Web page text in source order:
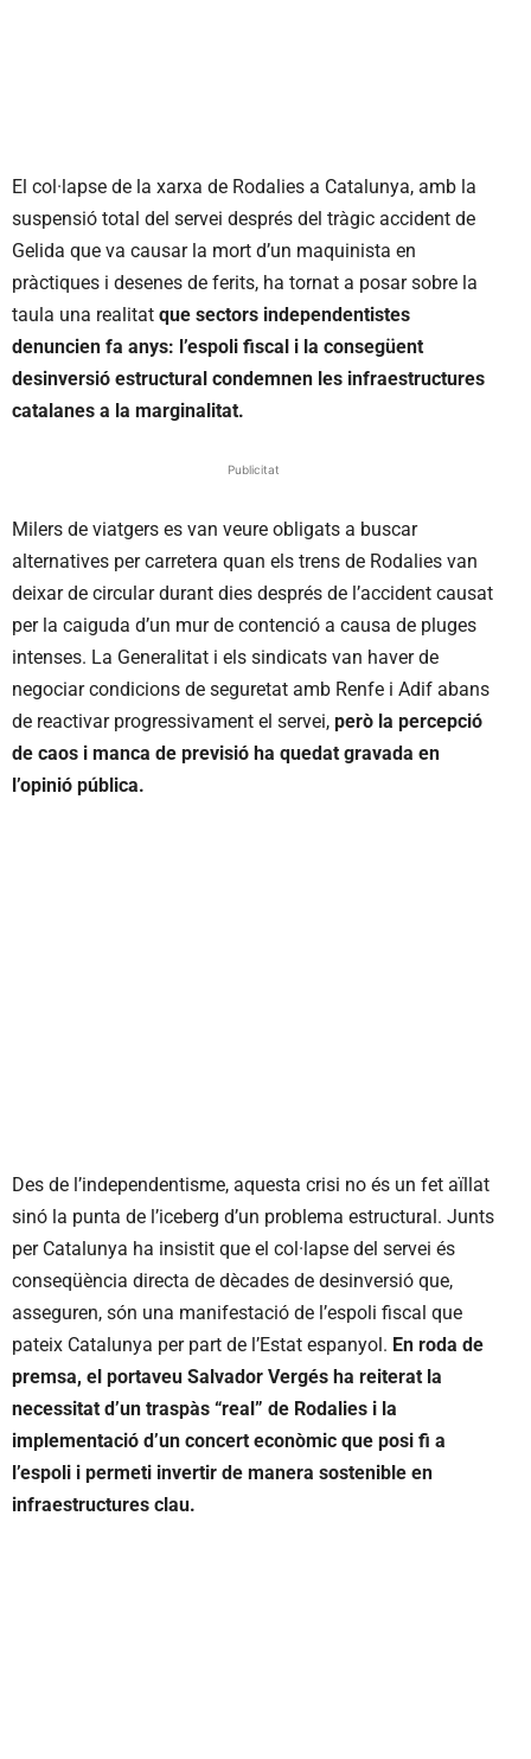
El col·lapse de la xarxa de Rodalies a Catalunya, amb la
suspensió total del servei després del tràgic accident de
Gelida que va causar la mort d’un maquinista en
pràctiques i desenes de ferits, ha tornat a posar sobre la
taula una realitat que sectors independentistes
denuncien fa anys: l’espoli fiscal i la consegüent
desinversió estructural condemnen les infraestructures
catalanes a la marginalitat.
Publicitat
Milers de viatgers es van veure obligats a buscar
alternatives per carretera quan els trens de Rodalies van
deixar de circular durant dies després de l’accident causat
per la caiguda d’un mur de contenció a causa de pluges
intenses. La Generalitat i els sindicats van haver de
negociar condicions de seguretat amb Renfe i Adif abans
de reactivar progressivament el servei, però la percepció
de caos i manca de previsió ha quedat gravada en
l’opinió pública.
Des de l’independentisme, aquesta crisi no és un fet aïllat
sinó la punta de l’iceberg d’un problema estructural. Junts
per Catalunya ha insistit que el col·lapse del servei és
conseqüència directa de dècades de desinversió que,
asseguren, són una manifestació de l’espoli fiscal que
pateix Catalunya per part de l’Estat espanyol. En roda de
premsa, el portaveu Salvador Vergés ha reiterat la
necessitat d’un traspàs “real” de Rodalies i la
implementació d’un concert econòmic que posi fi a
l’espoli i permeti invertir de manera sostenible en
infraestructures clau.